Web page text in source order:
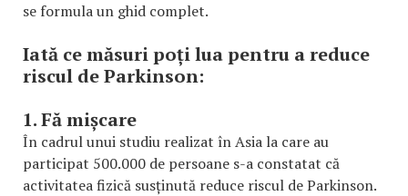
se formula un ghid complet.
Iată ce măsuri poți lua pentru a reduce
riscul de Parkinson:
1. Fă mișcare
În cadrul unui studiu realizat în Asia la care au
participat 500.000 de persoane s-a constatat că
activitatea fizică susținută reduce riscul de Parkinson.